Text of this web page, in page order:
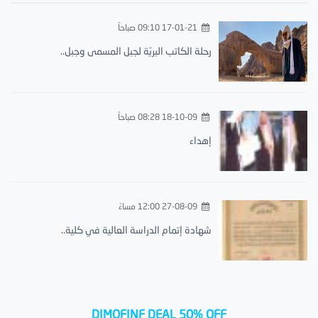
رحلة الكاتب البريّة لجبل المسمى وجبل..
18-10-09 08:28 صباحاً
إهداء
27-08-09 12:00 مساءً
شهادة إتمام الدراسة العالية في كلية..
DIMOFINF DEAL 50% OFF